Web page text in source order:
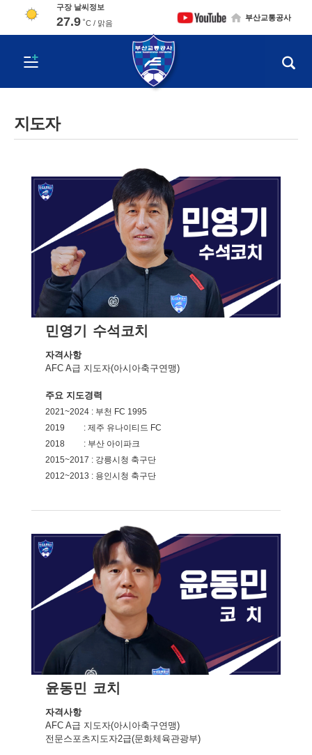
구장 날씨정보
27.9 ˚C / 맑음
부산교통공사
지도자
민영기 수석코치
자격사항
AFC A급 지도자(아시아축구연맹)
주요 지도경력
2021~2024 : 부천 FC 1995
2019 : 제주 유나이티드 FC
2018 : 부산 아이파크
2015~2017 : 강릉시청 축구단
2012~2013 : 용인시청 축구단
윤동민 코치
자격사항
AFC A급 지도자(아시아축구연맹)
전문스포츠지도자2급(문화체육관광부)